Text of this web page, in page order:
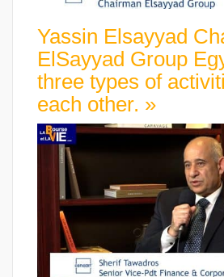
Yassin Elsayyad
ElSayyad Group
three types of
each other. »